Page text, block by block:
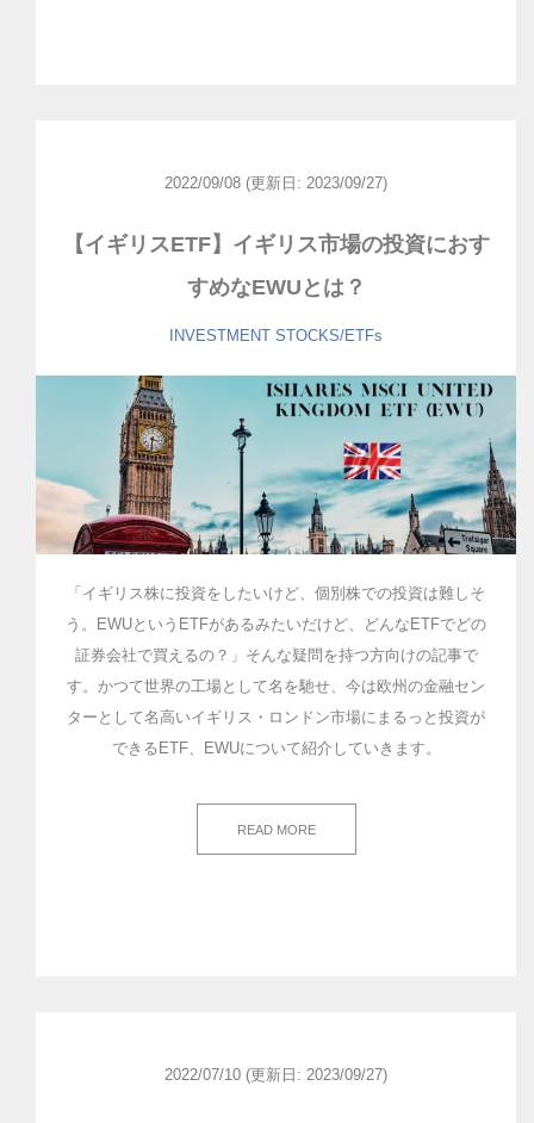
2022/09/08 (更新日: 2023/09/27)
【イギリスETF】イギリス市場の投資におす
すめなEWUとは？
INVESTMENT STOCKS/ETFs
「イギリス株に投資をしたいけど、個別株での投資は難しそ
う。EWUというETFがあるみたいだけど、どんなETFでどの
証券会社で買えるの？」そんな疑問を持つ方向けの記事で
す。かつて世界の工場として名を馳せ、今は欧州の金融セン
ターとして名高いイギリス・ロンドン市場にまるっと投資が
できるETF、EWUについて紹介していきます。
READ MORE
2022/07/10 (更新日: 2023/09/27)